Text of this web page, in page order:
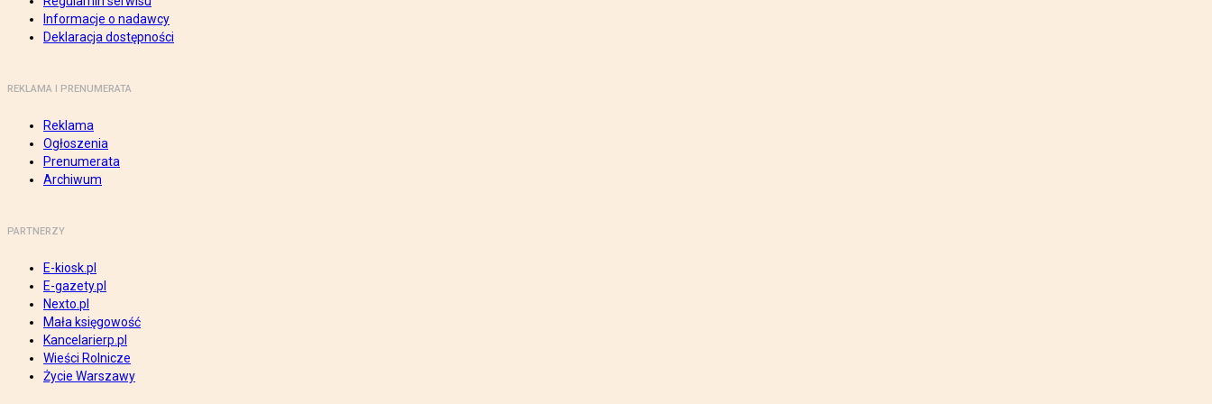
Informacje o nadawcy
Deklaracja dostępności
REKLAMA I PRENUMERATA
Reklama
Ogłoszenia
Prenumerata
Archiwum
PARTNERZY
E-kiosk.pl
E-gazety.pl
Nexto.pl
Mała księgowość
Kancelarierp.pl
Wieści Rolnicze
Życie Warszawy